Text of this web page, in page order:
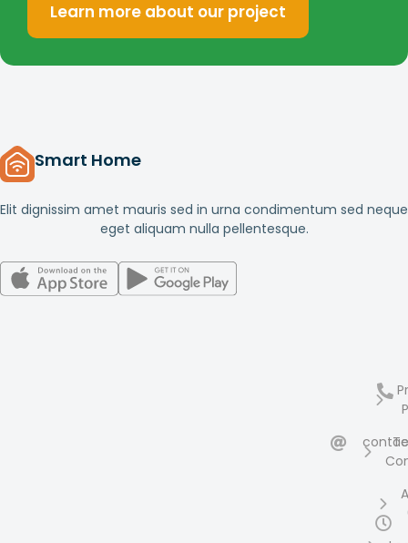
Learn more about our project
Smart Home
Elit dignissim amet mauris sed in urna condimentum sed neque
eget aliquam nulla pellentesque.